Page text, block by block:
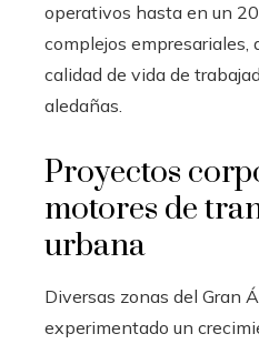
operativos hasta en un
complejos empresariales,
calidad de vida de
aledañas.
Proyectos
motores de
urbana
Diversas zonas del Gran
experimentado un